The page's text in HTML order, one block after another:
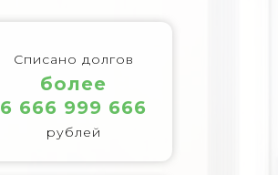
рублей
более
6 666 999 666
Списано долгов